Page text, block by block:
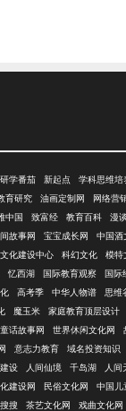
研学番茄 新起点 学科思维培
育研究 油画定制网 网络营
中国 致富经 教育百科 漫
故事网 宝宝成长网 中国酒
化建设中心 科幻文化 模特
忆西湖 国际教育观察 国际
高考季 中华人物谱 思维
魔玉米 家庭教育顶层设计
童话故事网 世界休闲文化网
意志力教育 域名投资知识
设 人间仙境 千岛湖 人间
建设网 民俗文化网 中国儿
搜 茶艺文化网 戏曲文化网